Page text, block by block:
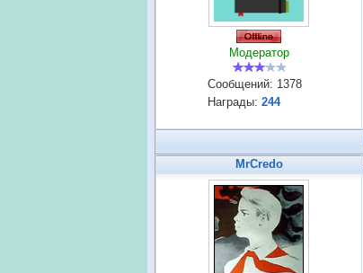
Модератор
Сообщений: 1378
Награды: 244
MrCredo